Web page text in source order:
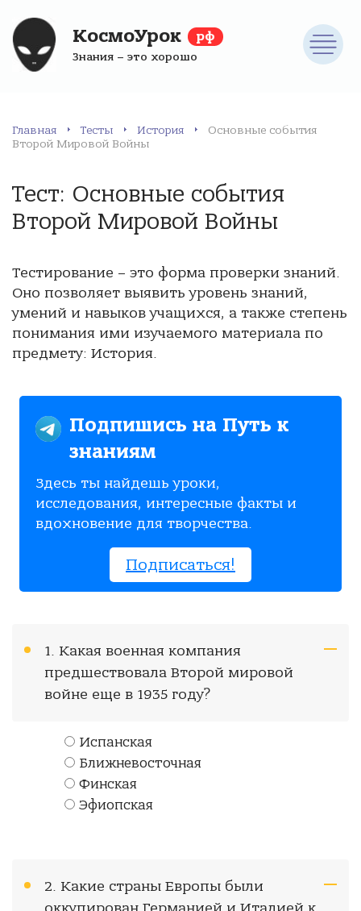
КосмоУрок рф
Знания – это хорошо
Главная Тесты История
Основные события
Второй Мировой Войны
Тест: Основные события
Второй Мировой Войны
Тестирование – это форма проверки знаний.
Оно позволяет выявить уровень знаний,
умений и навыков учащихся, а также степень
понимания ими изучаемого материала по
предмету: История.
Подпишись на Путь к
знаниям
Здесь ты найдешь уроки,
исследования, интересные факты и
вдохновение для творчества.
Подписаться!
1. Какая военная компания
предшествовала Второй мировой
войне еще в 1935 году?
Испанская
Ближневосточная
Финская
Эфиопская
2. Какие страны Европы были